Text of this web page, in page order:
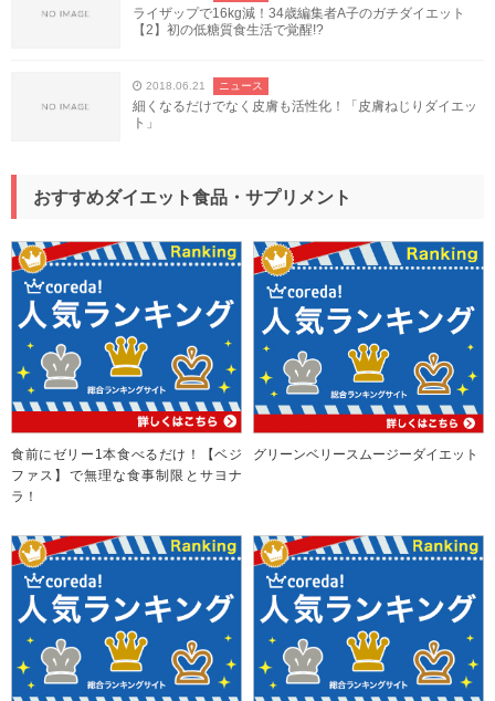
ライザップで16kg減！34歳編集者A子のガチダイエット
【2】初の低糖質食生活で覚醒!?
2018.06.21 ニュース
細くなるだけでなく皮膚も活性化！「皮膚ねじりダイエッ
ト」
おすすめダイエット食品・サプリメント
食前にゼリー1本食べるだけ！【ベジ
ファス】で無理な食事制限とサヨナ
ラ！
グリーンベリースムージーダイエット